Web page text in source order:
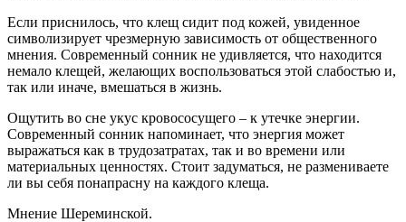
Если приснилось, что клещ сидит под кожей, увиденное
символизирует чрезмерную зависимость от общественного
мнения. Современный сонник не удивляется, что находится
немало клещей, желающих воспользоваться этой слабостью и,
так или иначе, вмешаться в жизнь.
Ощутить во сне укус кровососущего – к утечке энергии.
Современный сонник напоминает, что энергия может
выражаться как в трудозатратах, так и во времени или
материальных ценностях. Стоит задуматься, не размениваете
ли вы себя понапрасну на каждого клеща.
Мнение Шереминской.